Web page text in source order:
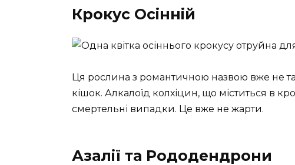
Крокус Осінній
Ця рослина з романтичною назвою вже не
кішок. Алкалоїд колхіцин, що міститься в
смертельні випадки. Це вже не жарти.
Азалії та Рододендрони